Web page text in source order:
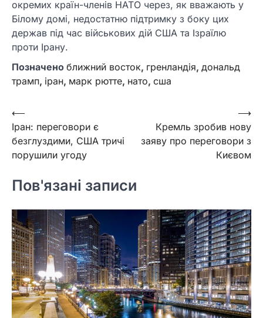
окремих країн-членів НАТО через, як вважають у
Білому домі, недостатню підтримку з боку цих
держав під час військових дій США та Ізраїлю
проти Ірану.
Позначено ближний восток, гренландія, дональд
трамп, іран, марк рютте, нато, сша
Навігація
записів
⟵
Іран: переговори є
безглуздими, США тричі
порушили угоду
Кремль зробив нову
заяву про переговори з
Києвом
⟶
Пов'язані записи